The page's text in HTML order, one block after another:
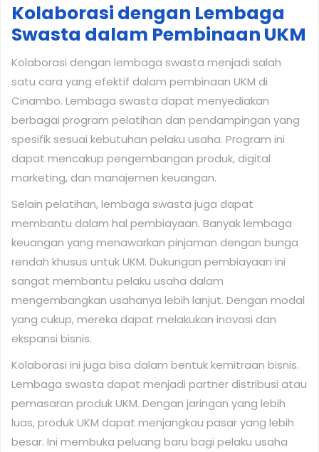
Kolaborasi dengan Lembaga
Swasta dalam Pembinaan UKM
Kolaborasi dengan lembaga swasta menjadi salah
satu cara yang efektif dalam pembinaan UKM di
Cinambo. Lembaga swasta dapat menyediakan
berbagai program pelatihan dan pendampingan yang
spesifik sesuai kebutuhan pelaku usaha. Program ini
dapat mencakup pengembangan produk, digital
marketing, dan manajemen keuangan.
Selain pelatihan, lembaga swasta juga dapat
membantu dalam hal pembiayaan. Banyak lembaga
keuangan yang menawarkan pinjaman dengan bunga
rendah khusus untuk UKM. Dukungan pembiayaan ini
sangat membantu pelaku usaha dalam
mengembangkan usahanya lebih lanjut. Dengan modal
yang cukup, mereka dapat melakukan inovasi dan
ekspansi bisnis.
Kolaborasi ini juga bisa dalam bentuk kemitraan bisnis.
Lembaga swasta dapat menjadi partner distribusi atau
pemasaran produk UKM. Dengan jaringan yang lebih
luas, produk UKM dapat menjangkau pasar yang lebih
besar. Ini membuka peluang baru bagi pelaku usaha